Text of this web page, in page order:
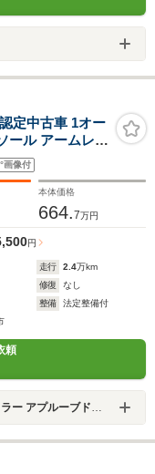
定中古車 1オー
ール アームレス
ー
画像付
本体価格
664.7万円
円
走行 2.4万km
修復
なし
整備
法定整備付
頼
ーブドセンター箕面